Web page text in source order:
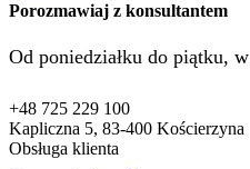
Porozmawiaj z konsultantem
Od poniedziałku do piątku,
+48 725 229 100
Kapliczna 5, 83-400 Kościerzyna
Obsługa klienta